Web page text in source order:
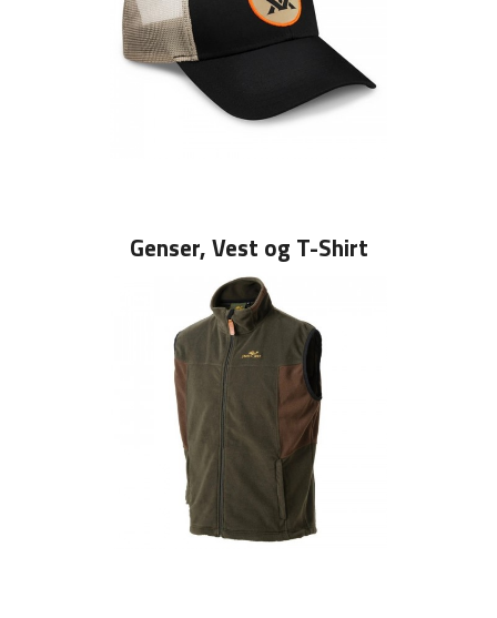
Genser, Vest og T-Shirt